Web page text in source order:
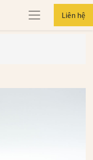
Liên hệ